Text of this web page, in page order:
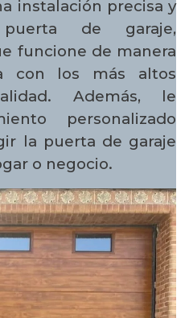
instalación precisa y
de garaje,
funcione de manera
con los más altos
Además, le
personalizado
la puerta de garaje
o negocio.